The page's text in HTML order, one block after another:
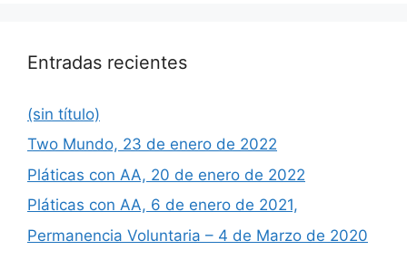
Entradas recientes
(sin título)
Two Mundo, 23 de enero de 2022
Pláticas con AA, 20 de enero de 2022
Pláticas con AA, 6 de enero de 2021,
Permanencia Voluntaria – 4 de Marzo de 2020